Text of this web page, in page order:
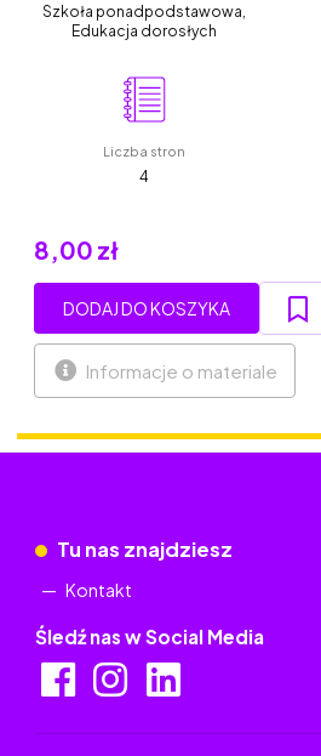
Szkoła ponadpodstawowa,
Edukacja dorosłych
Liczba stron
4
8,00 zł
DODAJ DO KOSZYKA
Informacje o materiale
Tu nas znajdziesz
Kontakt
Śledź nas w Social Media